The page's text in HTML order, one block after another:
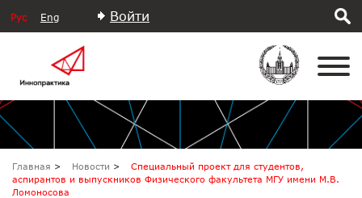
Рус Eng Войти
Главная Новости
Специальный проект для студентов,
аспирантов и выпускников Физического факультета МГУ имени М.В.
Ломоносова